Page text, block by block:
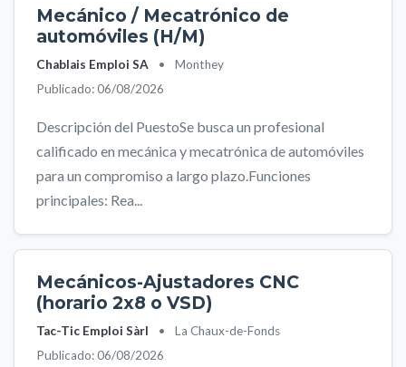
Mecánico / Mecatrónico de
automóviles (H/M)
Chablais Emploi SA •
Monthey
Publicado: 06/08/2026
Descripción del PuestoSe busca un profesional
calificado en mecánica y mecatrónica de automóviles
para un compromiso a largo plazo.Funciones
principales: Rea...
Mecánicos-Ajustadores CNC
(horario 2x8 o VSD)
Tac-Tic Emploi Sàrl •
La Chaux-de-Fonds
Publicado: 06/08/2026